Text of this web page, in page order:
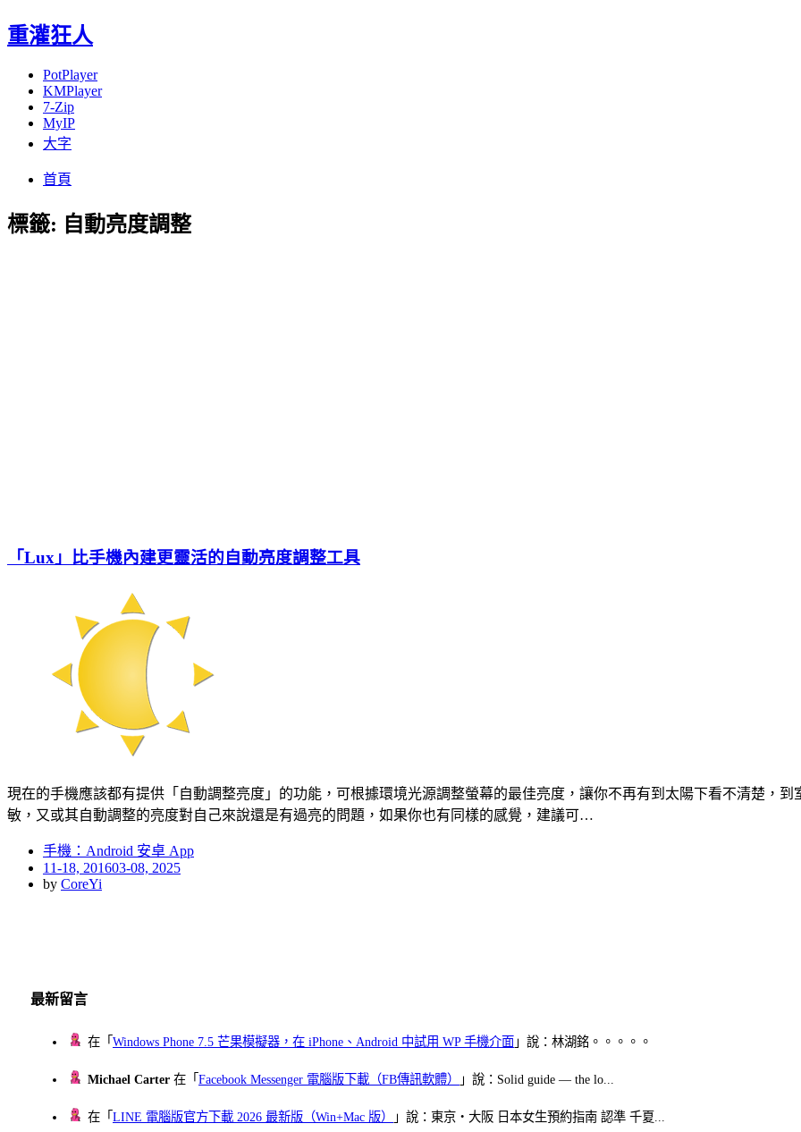
重灌狂人
PotPlayer
KMPlayer
7-Zip
MyIP
大字
首頁
標籤: 自動亮度調整
「Lux」比手機內建更靈活的自動亮度調整工具
現在的手機應該都有提供「自動調整亮度」的功能，可根據環境光源調整螢幕的最佳亮度，讓你不再有到太陽下看不清楚，
敏，又或其自動調整的亮度對自己來說還是有過亮的問題，如果你也有同樣的感覺，建議可…
手機：Android 安卓 App
Posted
on
11-18, 201603-08, 2025
by CoreYi
最新留言
在「Windows Phone 7.5 芒果模擬器，在 iPhone、Android 中試用 WP 手機介面 」說：林湖銘。。。。。
Michael Carter 在「Facebook Messenger 電腦版下載（FB傳訊軟體） 」說：Solid guide — the lo...
在「LINE 電腦版官方下載 2026 最新版（Win+Mac 版） 」說：東京・大阪 日本女生預約指南 認準 千夏...